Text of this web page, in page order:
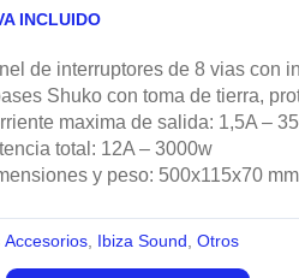
INCLUIDO
de interruptores de 8 vias con
Shuko con toma de tierra,
maxima de salida: 1,5A –
total: 12A – 3000w
y peso: 500x115x70
Accesorios Ibiza Sound Otros